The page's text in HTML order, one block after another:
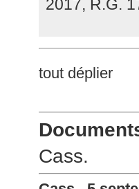
2017, R.G.
tout déplier
Cass.